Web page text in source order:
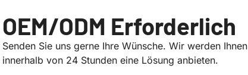
OEM/ODM Erforderlich
Senden Sie uns gerne Ihre Wünsche. Wir werden Ihnen
innerhalb von 24 Stunden eine Lösung anbieten.